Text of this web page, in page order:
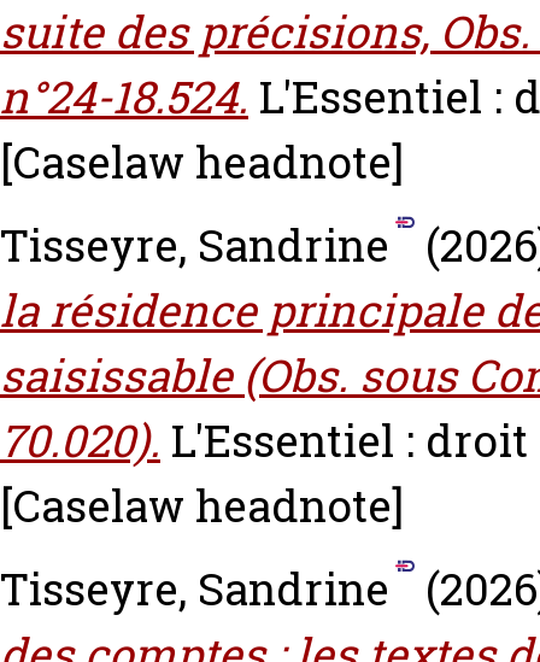
suite des précisions, Obs.
n°24-18.524. L'Essentiel :
[Caselaw headnote]
Tisseyre, Sandrine
la résidence principale
saisissable (Obs. sous
70.020). L'Essentiel : droit
[Caselaw headnote]
Tisseyre, Sandrine